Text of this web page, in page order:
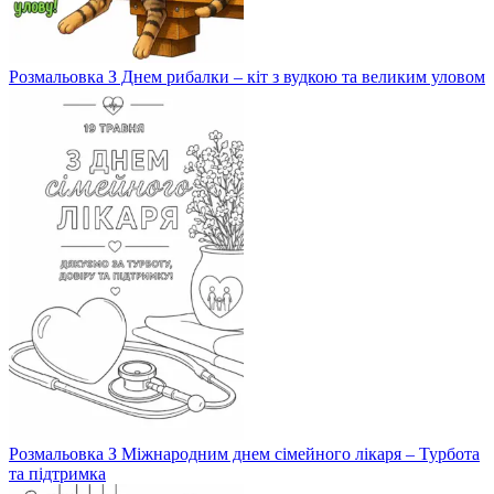
Розмальовка З Днем рибалки – кіт з вудкою та великим уловом
Розмальовка З Міжнародним днем сімейного лікаря – Турбота
та підтримка